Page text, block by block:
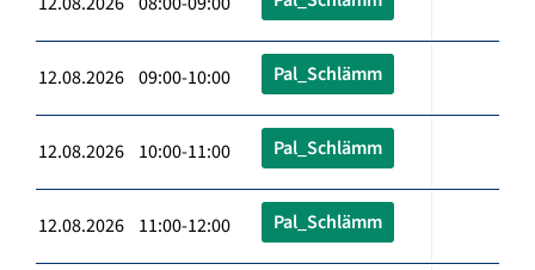
12.08.2026 09:00-10:00 Pal_Schlämm
12.08.2026 10:00-11:00 Pal_Schlämm
12.08.2026 11:00-12:00 Pal_Schlämm